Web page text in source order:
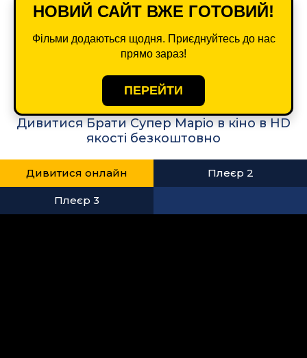
НОВИЙ САЙТ ВЖЕ ГОТОВИЙ!
Фільми додаються щодня. Приєднуйтесь до нас
прямо зараз!
ПЕРЕЙТИ
Дивитися Брати Супер Маріо в кіно в HD
якості безкоштовно
Дивитися онлайн Плеєр 2
Плеєр 3